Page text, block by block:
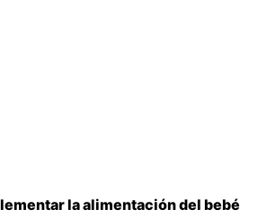
la alimentación del bebé